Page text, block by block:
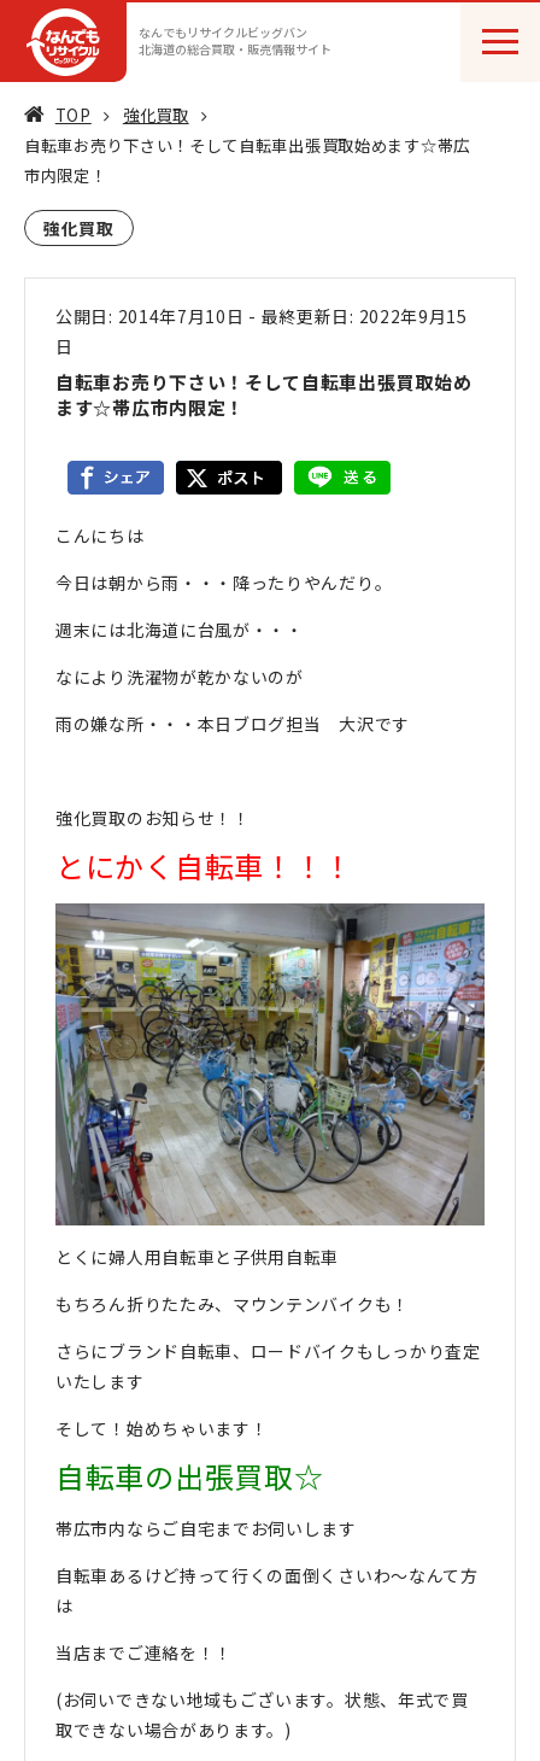
なんでもリサイクルビッグバン
北海道の総合買取・販売情報サイト
TOP
強化買取
自転車お売り下さい！そして自転車出張買取始めます☆帯広
市内限定！
強化買取
公開日: 2014年7月10日 - 最終更新日: 2022年9月15
日
自転車お売り下さい！そして自転車出張買取始め
ます☆帯広市内限定！
こんにちは
今日は朝から雨・・・降ったりやんだり。
週末には北海道に台風が・・・
なにより洗濯物が乾かないのが
雨の嫌な所・・・本日ブログ担当 大沢です
強化買取のお知らせ！！
とにかく自転車！！！
とくに婦人用自転車と子供用自転車
もちろん折りたたみ、マウンテンバイクも！
さらにブランド自転車、ロードバイクもしっかり査定
いたします
そして！始めちゃいます！
自転車の出張買取☆
帯広市内ならご自宅までお伺いします
自転車あるけど持って行くの面倒くさいわ〜なんて方
は
当店までご連絡を！！
(お伺いできない地域もございます。状態、年式で買
取できない場合があります。)